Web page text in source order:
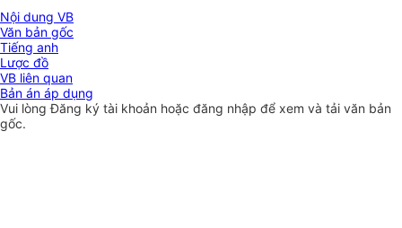
Nội dung VB
Văn bản gốc
Tiếng anh
Lược đồ
VB liên quan
Bản án áp dụng
Vui lòngĐăng ký tài khoản hoặc đăng nhập để xem và tải văn bản
gốc.